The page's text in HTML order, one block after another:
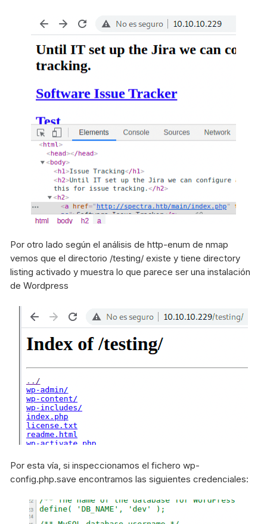
Por otro lado según el análisis de http-enum de nmap
vemos que el directorio /testing/ existe y tiene directory
listing activado y muestra lo que parece ser una instalación
de Wordpress
Por esta vía, si inspeccionamos el fichero wp-
config.php.save encontramos las siguientes credenciales: